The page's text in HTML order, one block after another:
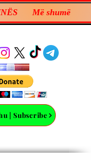
Më shumë
| Subscribe